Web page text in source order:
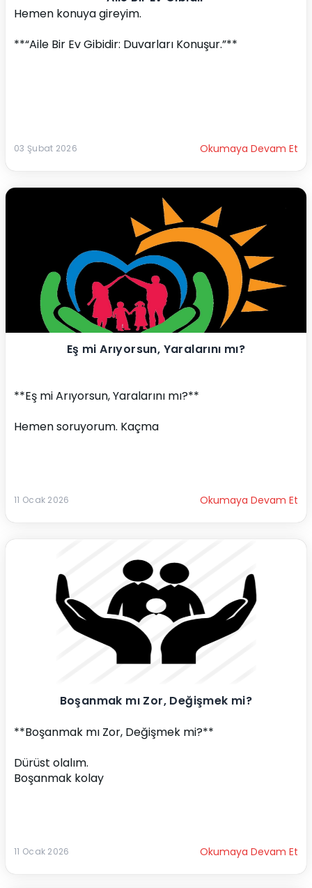
Hemen konuya gireyim.
**“Aile Bir Ev Gibidir: Duvarları Konuşur.”**
03 Şubat 2026 Okumaya Devam Et
Eş mi Arıyorsun, Yaralarını mı?
**Eş mi Arıyorsun, Yaralarını mı?**
Hemen soruyorum. Kaçma
11 Ocak 2026 Okumaya Devam Et
Boşanmak mı Zor, Değişmek mi?
**Boşanmak mı Zor, Değişmek mi?**
Dürüst olalım.
Boşanmak kolay
11 Ocak 2026 Okumaya Devam Et